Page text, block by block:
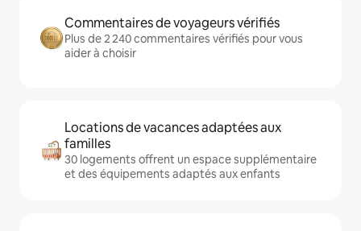
Commentaires de voyageurs vérifiés
Plus de 2 240 commentaires vérifiés pour vous
aider à choisir
Locations de vacances adaptées aux
familles
30 logements offrent un espace supplémentaire
et des équipements adaptés aux enfants